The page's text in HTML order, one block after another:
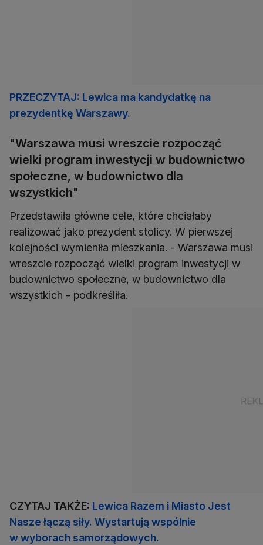
PRZECZYTAJ: Lewica ma kandydatkę na
prezydentkę Warszawy.
"Warszawa musi wreszcie rozpocząć
wielki program inwestycji w budownictwo
społeczne, w budownictwo dla
wszystkich"
Przedstawiła główne cele, które chciałaby
realizować jako prezydent stolicy. W pierwszej
kolejności wymieniła mieszkania. - Warszawa musi
wreszcie rozpocząć wielki program inwestycji w
budownictwo społeczne, w budownictwo dla
wszystkich - podkreśliła.
CZYTAJ TAKŻE: Lewica Razem i Miasto Jest
Nasze łączą siły. Wystartują wspólnie
w wyborach samorządowych.